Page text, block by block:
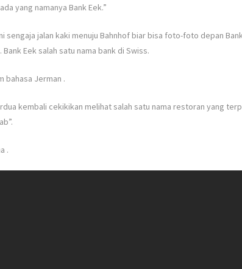
yang namanya Bank Eek.”
sengaja jalan kaki menuju Bahnhof biar bisa foto-foto depan
. Bank Eek salah satu nama bank di Swiss.
bahasa Jerman .
kembali cekikikan melihat salah satu nama restoran yang
.